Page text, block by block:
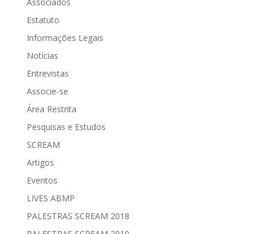
Estatuto
Informações Legais
Notícias
Entrevistas
Associe-se
Área Restrita
Pesquisas e Estudos
SCREAM
Artigos
Eventos
LIVES ABMP
PALESTRAS SCREAM 2018